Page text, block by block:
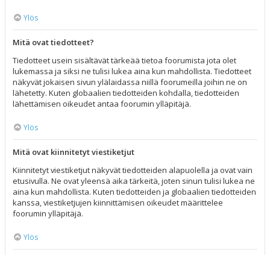
Ylös
Mitä ovat tiedotteet?
Tiedotteet usein sisältävät tärkeää tietoa foorumista jota olet
lukemassa ja siksi ne tulisi lukea aina kun mahdollista. Tiedotteet
näkyvät jokaisen sivun ylälaidassa niillä foorumeilla joihin ne on
lähetetty. Kuten globaalien tiedotteiden kohdalla, tiedotteiden
lähettämisen oikeudet antaa foorumin ylläpitäjä.
Ylös
Mitä ovat kiinnitetyt viestiketjut
Kiinnitetyt viestiketjut näkyvät tiedotteiden alapuolella ja ovat vain
etusivulla. Ne ovat yleensä aika tärkeitä, joten sinun tulisi lukea ne
aina kun mahdollista. Kuten tiedotteiden ja globaalien tiedotteiden
kanssa, viestiketjujen kiinnittämisen oikeudet määrittelee
foorumin ylläpitäjä.
Ylös